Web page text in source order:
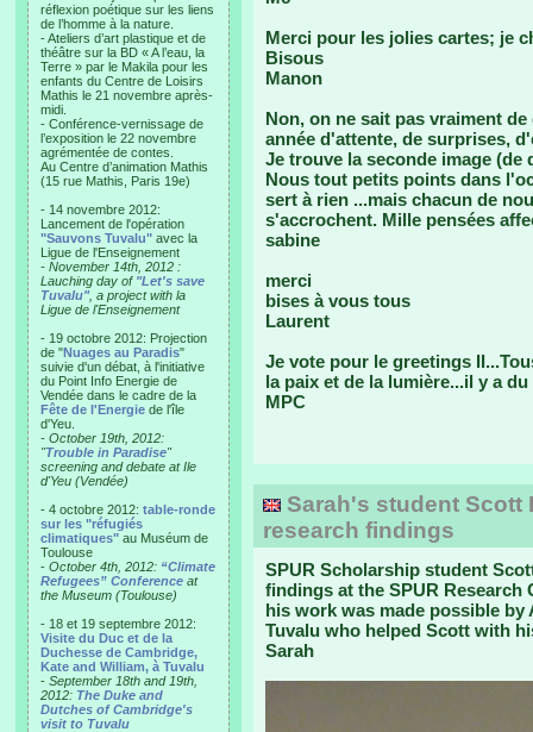
réflexion poétique sur les liens
de l’homme à la nature.
- Ateliers d’art plastique et de
théâtre sur la BD « A l’eau, la
Terre » par le Makila pour les
enfants du Centre de Loisirs
Mathis le 21 novembre après-
midi.
- Conférence-vernissage de
l’exposition le 22 novembre
agrémentée de contes.
Au Centre d’animation Mathis
(15 rue Mathis, Paris 19e)
- 14 novembre 2012:
Lancement de l'opération
"Sauvons Tuvalu" avec la
Ligue de l'Enseignement
- November 14th, 2012 :
Lauching day of "Let's save
Tuvalu", a project with la
Ligue de l'Enseignement
- 19 octobre 2012: Projection
de "Nuages au Paradis"
suivie d'un débat, à l'initiative
du Point Info Energie de
Vendée dans le cadre de la
Fête de l'Energie de l'île
d'Yeu.
- October 19th, 2012:
"Trouble in Paradise"
screening and debate at Ile
d'Yeu (Vendée)
- 4 octobre 2012: table-ronde
sur les "réfugiés
climatiques" au Muséum de
Toulouse
- October 4th, 2012: “Climate
Refugees” Conference at
the Museum (Toulouse)
- 18 et 19 septembre 2012:
Visite du Duc et de la
Duchesse de Cambridge,
Kate and William, à Tuvalu
- September 18th and 19th,
2012: The Duke and
Dutches of Cambridge's
visit to Tuvalu
Merci pour les jolies cartes; je
Bisous
Manon
Non, on ne sait pas vraiment
année d'attente, de surprises,
Je trouve la seconde image
Nous tout petits points dans
sert à rien ...mais chacun de
s'accrochent. Mille pensées
sabine
merci
bises à vous tous
Laurent
Je vote pour le greetings
la paix et de la lumière...il y a
MPC
Sarah's student Scott
research findings
SPUR Scholarship student
findings at the SPUR Research
his work was made possible by
Tuvalu who helped Scott with
Sarah